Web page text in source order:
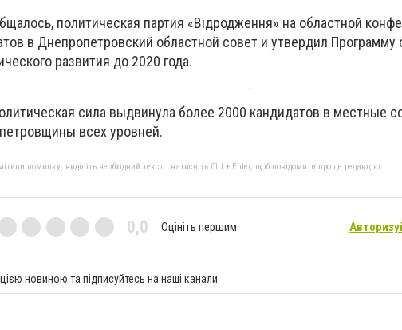
политическая партия «Відродження» на областной
в Днепропетровский областной совет и утвердил Программу
развития до 2020 года.
сила выдвинула более 2000 кандидатов в местные
всех уровней.
помилку, виділіть необхідний текст і натисніть Ctrl + Enter, щоб повідомити про це редакцію
0,0 Оцініть першим
цією новиною та підписуйтесь на наші канали